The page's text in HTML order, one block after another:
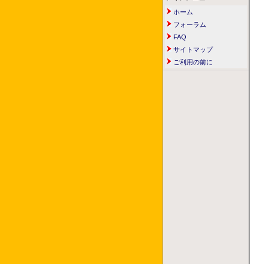
ホーム
フォーラム
FAQ
サイトマップ
ご利用の前に